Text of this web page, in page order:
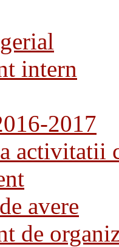
intern
2017
activitatii
avere
de